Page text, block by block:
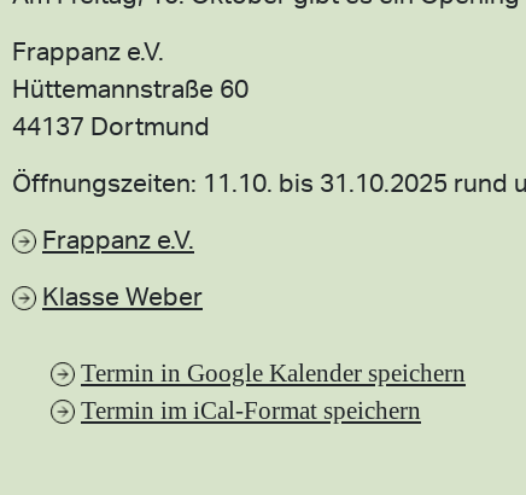
Frappanz e.V.
Hüttemannstraße 60
44137 Dortmund
Öffnungszeiten: 11.10. bis 31.10.2025 rund
Frappanz e.V.
Klasse Weber
Termin in Google Kalender speichern
Termin im iCal-Format speichern